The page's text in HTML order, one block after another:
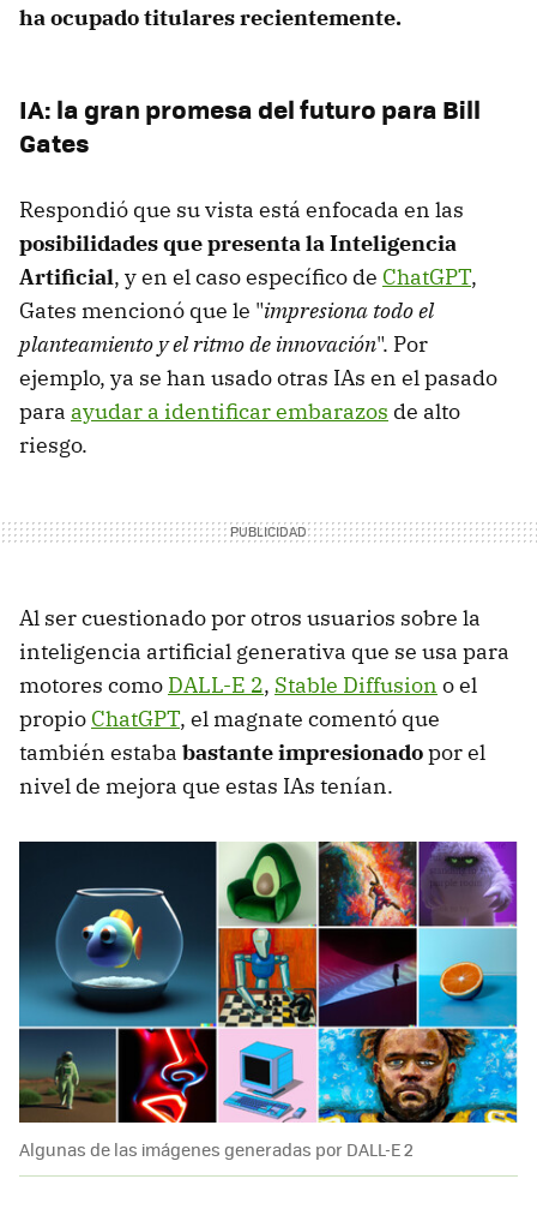
ha ocupado titulares recientemente.
IA: la gran promesa del futuro para Bill
Gates
Respondió que su vista está enfocada en las
posibilidades que presenta la Inteligencia
Artificial, y en el caso específico de ChatGPT,
Gates mencionó que le "impresiona todo el
planteamiento y el ritmo de innovación". Por
ejemplo, ya se han usado otras IAs en el pasado
para ayudar a identificar embarazos de alto
riesgo.
Al ser cuestionado por otros usuarios sobre la
inteligencia artificial generativa que se usa para
motores como DALL-E 2, Stable Diffusion o el
propio ChatGPT, el magnate comentó que
también estaba bastante impresionadopor el
nivel de mejora que estas IAs tenían.
Algunas de las imágenes generadas por DALL-E 2